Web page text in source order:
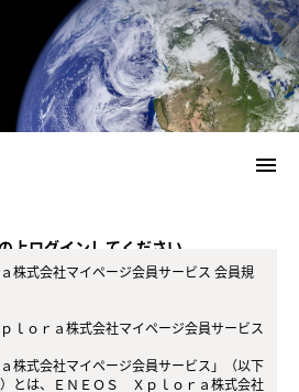
menu
ログインしてください。
株式会社マイページ会員サービス 会員規
ｏｒａ株式会社マイページ会員サービス
株式会社マイページ会員サービス」（以下
）とは、ＥＮＥＯＳ Ｘｐｌｏｒａ株式会社